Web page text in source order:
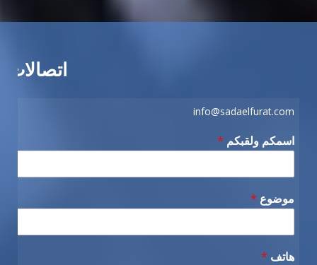
اتصالات
info@sadaelfurat.com
اسمكم ولقبكم *
موضوع *
هاتف *